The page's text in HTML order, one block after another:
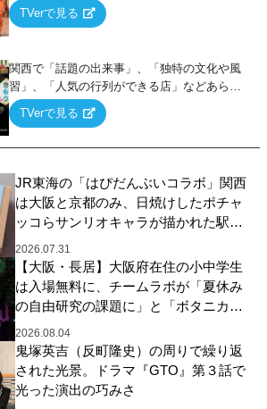
JR東海の「はぴだんぶいコラボ」関西
は大阪と京都のみ、日焼けしたポチャ
ッコらサンリオキャラが描かれた駅弁
やグッズが登場
2026.07.31
【大阪・長居】大阪府在住の小中学生
は入場無料に、チームラボが「夏休み
の自由研究の課題に」と「ボタニカル
ガーデン 大阪」へ招待
2026.08.04
鬼塚英吉（反町隆史）の周りで繰り返
された光景。ドラマ『GTO』第３話で
光った演出の巧みさ
ー！
TVerで見る
関西で「話題の出来事」、「独特の文化や風
習」、「人気の行列ができる店」などあらゆ
るテーマについて好き放題にちゃちゃを入れ
ていく関西色を前面に押し出したトークバラ
TVerで見る